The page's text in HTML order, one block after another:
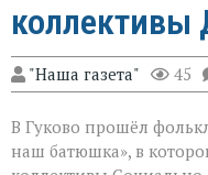
коллективы
"Наша газета" 45
В Гуково прошёл
наш батюшка», в